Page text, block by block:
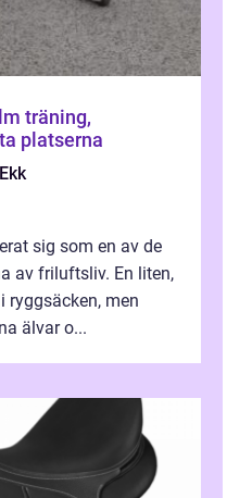
platserna
sig som en av de
av friluftsliv. En liten,
ryggsäcken, men
älvar o...